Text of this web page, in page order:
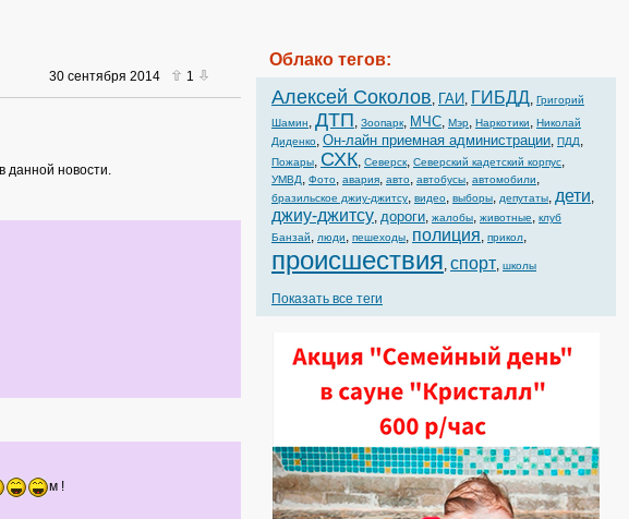
30 сентября 2014 1
данной новости.
м !
Облако тегов:
Алексей Соколов, ГАИ, ГИБДД, Григорий
Шамин, ДТП, Зоопарк, МЧС, Мэр, Наркотики, Николай
Диденко, Он-лайн приемная администрации, ПДД,
Пожары, СХК, Северск, Северский кадетский корпус,
УМВД, Фото, авария, авто, автобусы, автомобили,
бразильское джиу-джитсу, видео, выборы, депутаты, дети,
джиу-джитсу, дороги, жалобы, животные, клуб
Банзай, люди, пешеходы, полиция, прикол,
происшествия, спорт, школы
Показать все теги